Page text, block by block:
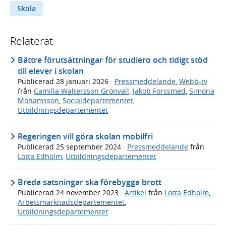
Skola
Relaterat
Bättre förutsättningar för studiero och tidigt stöd
till elever i skolan
Publicerad 28 januari 2026 · Pressmeddelande, Webb-tv
från Camilla Waltersson Grönvall, Jakob Forssmed, Simona
Mohamsson, Socialdepartementet,
Utbildningsdepartementet
Regeringen vill göra skolan mobilfri
Publicerad 25 september 2024 · Pressmeddelande från
Lotta Edholm, Utbildningsdepartementet
Breda satsningar ska förebygga brott
Publicerad 24 november 2023 · Artikel från Lotta Edholm,
Arbetsmarknadsdepartementet,
Utbildningsdepartementet